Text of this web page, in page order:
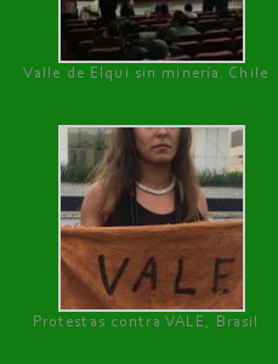
Valle de Elqui sin minería. Chile
Protestas contra VALE, Brasil